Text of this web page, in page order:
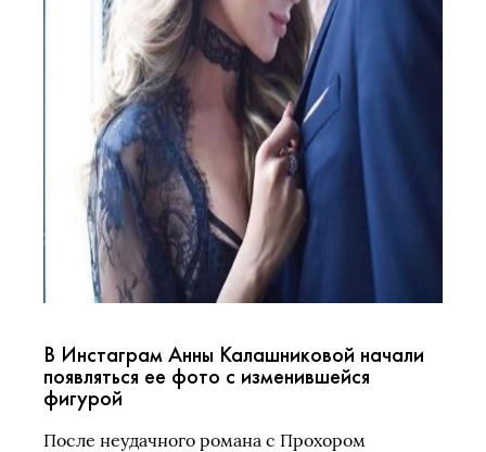
В Инстаграм Анны Калашниковой начали
появляться ее фото с изменившейся
фигурой
После неудачного романа с Прохором